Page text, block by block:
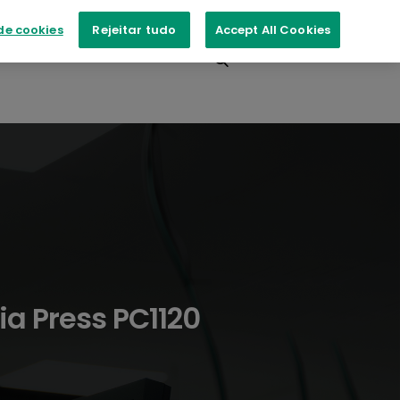
Contacte-nos
Press PC1120
cookies Rejeitar tudo Accept All Cookies